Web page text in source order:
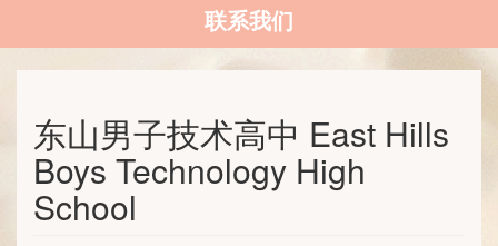
联系我们
东山男子技术高中 East Hills
Boys Technology High
School